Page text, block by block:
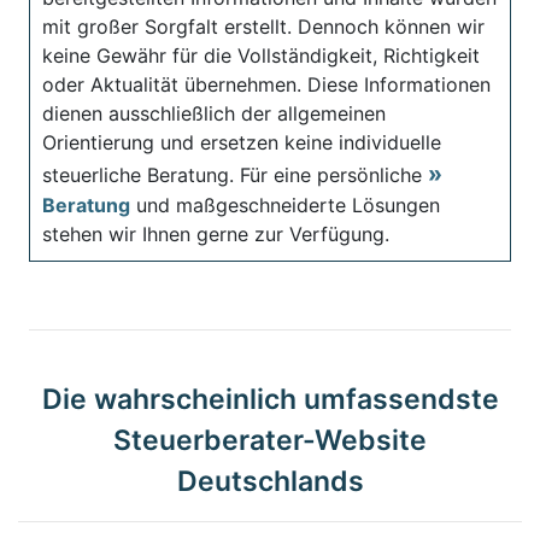
mit großer Sorgfalt erstellt. Dennoch können wir
keine Gewähr für die Vollständigkeit, Richtigkeit
oder Aktualität übernehmen. Diese Informationen
dienen ausschließlich der allgemeinen
Orientierung und ersetzen keine individuelle
steuerliche Beratung. Für eine persönliche
Beratung und maßgeschneiderte Lösungen
stehen wir Ihnen gerne zur Verfügung.
Die wahrscheinlich umfassendste
Steuerberater-Website
Deutschlands